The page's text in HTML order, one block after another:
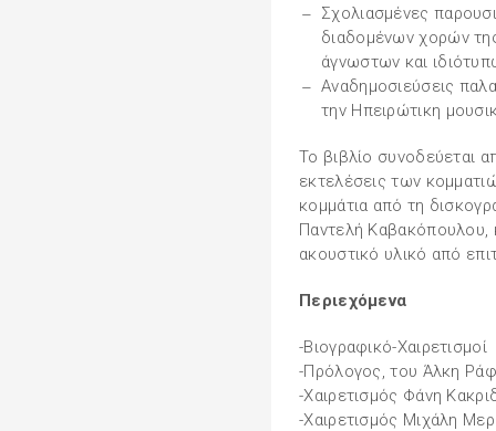
Σχολιασμένες
διαδομένων χορών
άγνωστων και
Αναδημοσιεύσεις
την Ηπειρώτικη
Το βιβλίο συνοδεύεται
εκτελέσεις των
κομμάτια από τη
Παντελή Καβακόπουλου,
ακουστικό υλικό από
Περιεχόμενα
-Βιογραφικό-Χαιρετισμοί
-Πρόλογος, του Άλκη
-Χαιρετισμός Φάνη
-Χαιρετισμός Μιχάλη